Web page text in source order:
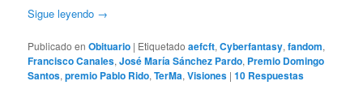
Sigue leyendo →
Publicado en Obituario | Etiquetado aefcft,Cyberfantasy,fandom,
Francisco Canales,José María Sánchez Pardo, Premio Domingo
Santos,premio Pablo Rido,TerMa,Visiones |10 Respuestas